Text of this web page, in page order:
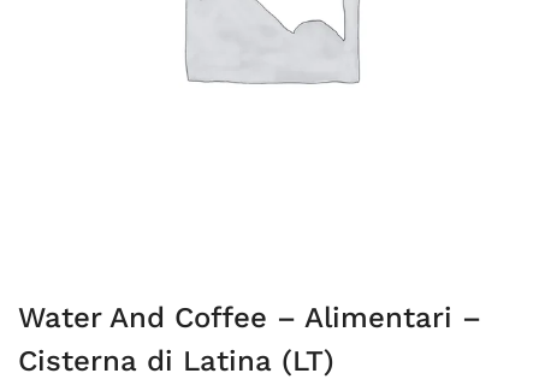
Water And Coffee – Alimentari –
Cisterna di Latina (LT)